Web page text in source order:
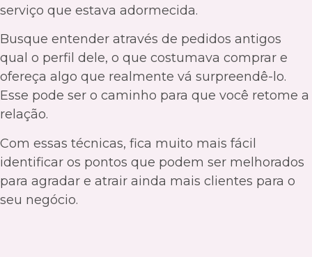
serviço que estava adormecida.
Busque entender através de pedidos antigos
qual o perfil dele, o que costumava comprar e
ofereça algo que realmente vá surpreendê-lo.
Esse pode ser o caminho para que você retome a
relação.
Com essas técnicas, fica muito mais fácil
identificar os pontos que podem ser melhorados
para agradar e atrair ainda mais clientes para o
seu negócio.